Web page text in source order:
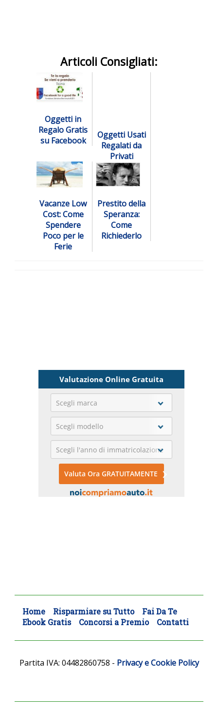
Articoli Consigliati:
Oggetti in
Regalo Gratis
su Facebook
Oggetti Usati
Regalati da
Privati
Vacanze Low
Cost: Come
Spendere
Poco per le
Ferie
Prestito della
Speranza:
Come
Richiederlo
Home Risparmiare su Tutto
Fai Da Te
Ebook Gratis
Concorsi a Premio Contatti
Partita IVA: 04482860758 - Privacy e Cookie Policy